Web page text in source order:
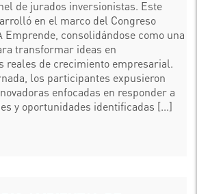
EDICIÓN
DEL
LION
EVENT
de jurados inversionistas. Este
en el marco del Congreso
Emprende, consolidándose como una
transformar ideas en
reales de crecimiento empresarial.
los participantes expusieron
enfocadas en responder a
y oportunidades identificadas [...]